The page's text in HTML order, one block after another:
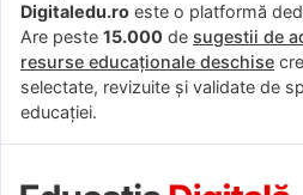
Digitaledu.ro este o platformă
Are peste 15.000 de sugestii de
resurse educaționale deschise
selectate, revizuite și validate de
educației.